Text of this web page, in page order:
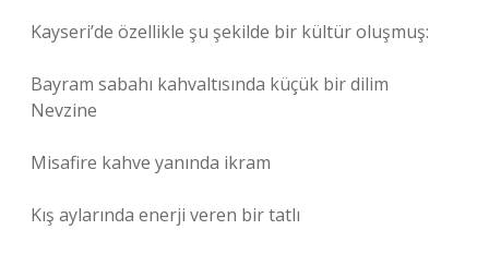
Kayseri’de özellikle şu şekilde bir kültür oluşmuş:
Bayram sabahı kahvaltısında küçük bir dilim
Nevzine
Misafire kahve yanında ikram
Kış aylarında enerji veren bir tatlı